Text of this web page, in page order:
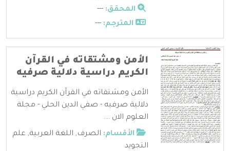
المحقق: ---
المترجم: ---
الأمن ومشتقاته في القرآن
الكريم دراسية دلالية صرفيه
الأمن ومشتقاته في القرآن الكريم دراسية
دلالية صرفيه - صفي الدين الحلي - مجلة
العلوم الان ...
الأقسام: الصرف, اللغة العربية, علم
التجويد